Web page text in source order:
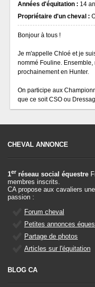
Années d'équitation : 14
Propriétaire d'un cheval :
Bonjour à tous !
Je m'appelle Chloé et je
nommé Fouline.
prochainement en Hunter.
On participe aux
que ce soit CSO ou
CHEVAL ANNONCE
1er réseau social équestre
membres inscrits.
CA propose aux cavaliers
passion :
Forum cheval
Petites annonces
Partage de photos
Articles sur l'équitation
BLOG CA